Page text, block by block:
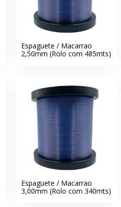
Espaguete / Macarrao
2,50mm (Rolo com 485mts)
Espaguete / Macarrao
3,00mm (Rolo com 340mts)